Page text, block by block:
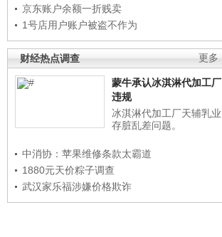
京东账户余额一折贱卖
1号店用户账户被盗不作为
更多
财经热点调查
蒙牛承认冰淇淋代加工厂
违规
冰淇淋代加工厂天辅乳业
存脏乱差问题。
中消协：苹果维修条款太霸道
1880元天价粽子调查
武汉家乐福涉嫌价格欺诈